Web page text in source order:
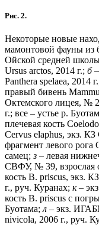
Рис. 2.
Некоторые новые
мамонтовой фауны из
Ойской средней
Ursus arctos, 2014 г.; б–
Panthera spelaea, 2014
правый бивень
Октемского лицея, №
г.; все – устье р.
плечевая кость
Cervus elaphus, экз.
фрагмент левого
самец;з – левая
СВФУ, № 39, взрослая
кость B. priscus, экз.
г., руч. Куранах; к–
кость B. priscus с
Буотама; л – экз.
nivicola, 2006 г., руч.